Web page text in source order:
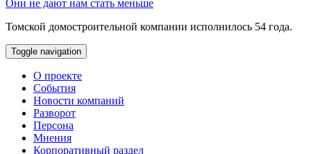
Они не дают нам стать меньше
Томской домостроительной компании исполнилось 54 года.
Toggle navigation
О проекте
События
Новости компаний
Разворот
Персона
Мнения
Корпоративный раздел